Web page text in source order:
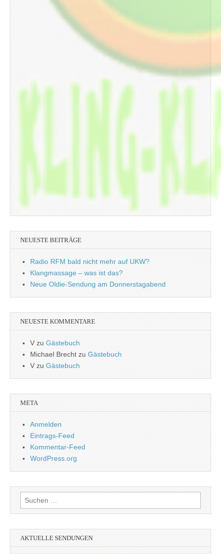
NEUESTE BEITRÄGE
Radio RFM bald nicht mehr auf UKW?
Klangmassage – was ist das?
Neue Oldie-Sendung am Donnerstagabend
NEUESTE KOMMENTARE
V zu Gästebuch
Michael Brecht zu Gästebuch
Vzu Gästebuch
META
Anmelden
Eintrags-Feed
Kommentar-Feed
WordPress.org
Suchen
nach:
AKTUELLE SENDUNGEN